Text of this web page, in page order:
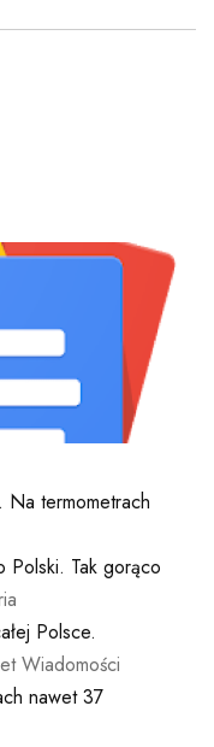
Na termometrach
Polski. Tak gorąco
Polsce.
Wiadomości
nawet 37